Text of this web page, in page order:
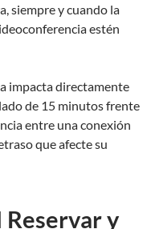
siempre y cuando la
estén
impacta directamente
de 15 minutos frente
entre una conexión
que afecte su
Reservar y